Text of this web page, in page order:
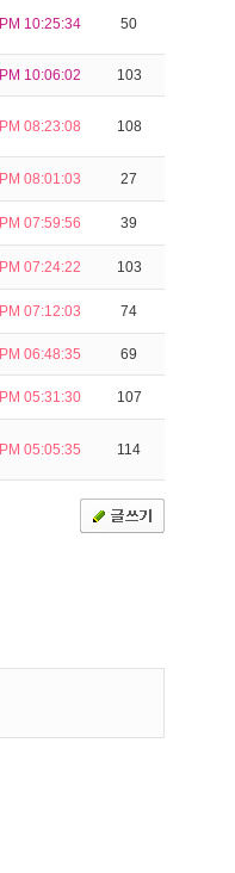
PM 10:25:34 50
PM 10:06:02 103
PM 08:23:08 108
PM 08:01:03 27
PM 07:59:56 39
PM 07:24:22 103
PM 07:12:03 74
PM 06:48:35 69
PM 05:31:30 107
PM 05:05:35 114